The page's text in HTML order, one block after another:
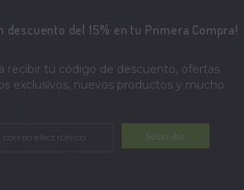
descuento del 15% en tu Primera Compra!
recibir tu código de descuento, ofertas
exclusivos, nuevos productos y mucho
Suscribir